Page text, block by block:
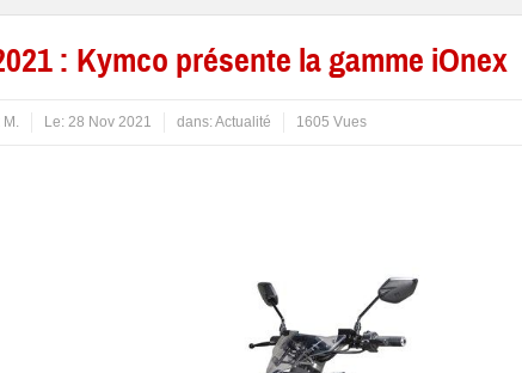
: Kymco présente la gamme iOnex
M. Le: 28 Nov 2021 dans:Actualité 1605 Vues